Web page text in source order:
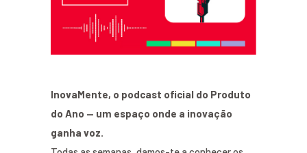
InovaMente, o podcast oficial do Produto
do Ano — um espaço onde a inovação
ganha voz.